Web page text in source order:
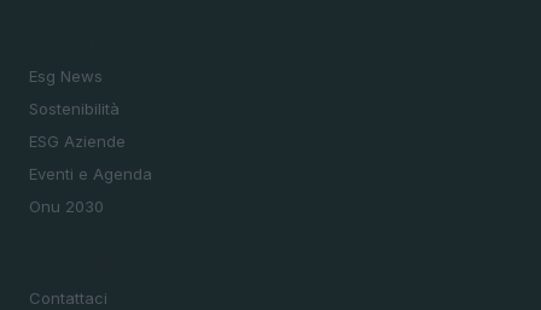
Esg News
Sostenibilità
ESG Aziende
Eventi e Agenda
Onu 2030
Contattaci